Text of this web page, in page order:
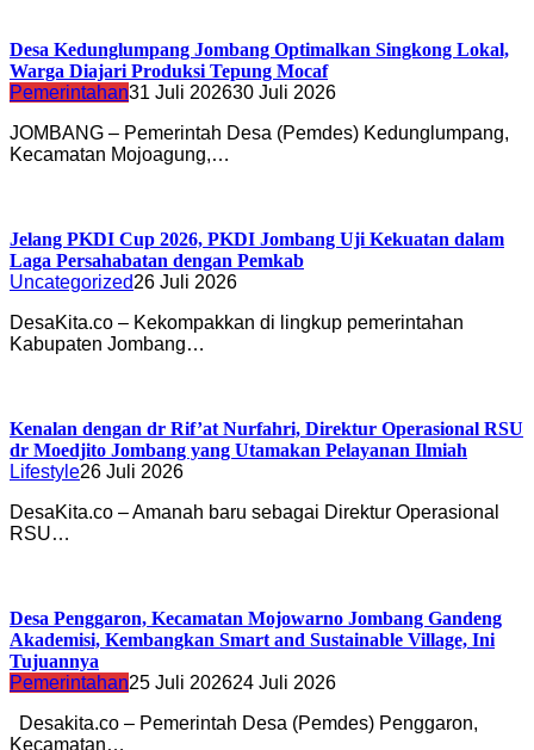
Desa Kedunglumpang Jombang Optimalkan Singkong Lokal,
Warga Diajari Produksi Tepung Mocaf
Pemerintahan31 Juli 202630 Juli 2026
JOMBANG – Pemerintah Desa (Pemdes) Kedunglumpang,
Kecamatan Mojoagung,…
Jelang PKDI Cup 2026, PKDI Jombang Uji Kekuatan dalam
Laga Persahabatan dengan Pemkab
Uncategorized26 Juli 2026
DesaKita.co – Kekompakkan di lingkup pemerintahan
Kabupaten Jombang…
Kenalan dengan dr Rif’at Nurfahri, Direktur Operasional RSU
dr Moedjito Jombang yang Utamakan Pelayanan Ilmiah
Lifestyle26 Juli 2026
DesaKita.co – Amanah baru sebagai Direktur Operasional
RSU…
Desa Penggaron, Kecamatan Mojowarno Jombang Gandeng
Akademisi, Kembangkan Smart and Sustainable Village, Ini
Tujuannya
Pemerintahan25 Juli 202624 Juli 2026
Desakita.co – Pemerintah Desa (Pemdes) Penggaron,
Kecamatan…